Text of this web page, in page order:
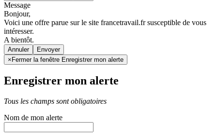
Message
Bonjour,
Voici une offre parue sur le site francetravail.fr susceptible de vous
intéresser.
A bientôt.
Annuler
× Fermer la fenêtre Enregistrer mon alerte
Enregistrer mon alerte
Tous les champs sont obligatoires
Nom de mon alerte